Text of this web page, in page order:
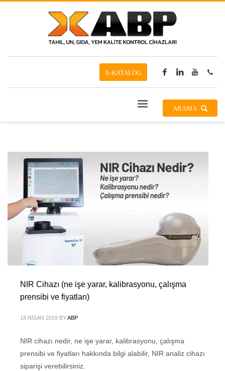
E-KATALOG
ARAMA
NIR Cihazı (ne işe yarar, kalibrasyonu, çalışma
prensibi ve fiyatları)
18 NISAN 2019 BYABP
NIR cihazı nedir, ne işe yarar, kalibrasyonu, çalışma
prensibi ve fiyatları hakkında bilgi alabilir, NIR analiz cihazı
siparişi verebilirsiniz.